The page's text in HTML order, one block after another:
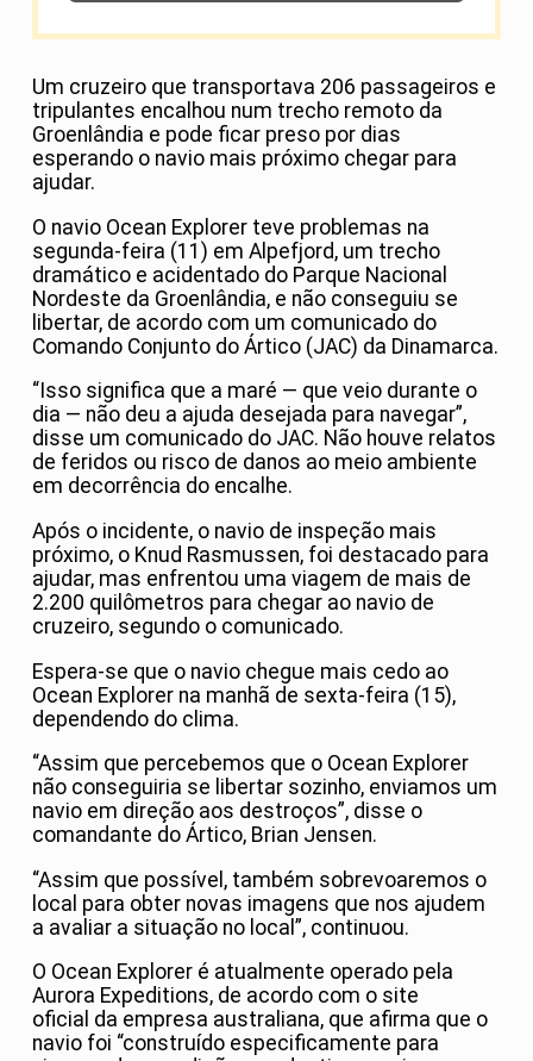
Um cruzeiro que transportava 206 passageiros e
tripulantes encalhou num trecho remoto da
Groenlândia e pode ficar preso por dias
esperando o navio mais próximo chegar para
ajudar.
O navio Ocean Explorer teve problemas na
segunda-feira (11) em Alpefjord, um trecho
dramático e acidentado do Parque Nacional
Nordeste da Groenlândia, e não conseguiu se
libertar, de acordo com um comunicado do
Comando Conjunto do Ártico (JAC) da Dinamarca.
“Isso significa que a maré — que veio durante o
dia — não deu a ajuda desejada para navegar”,
disse um comunicado do JAC. Não houve relatos
de feridos ou risco de danos ao meio ambiente
em decorrência do encalhe.
Após o incidente, o navio de inspeção mais
próximo, o Knud Rasmussen, foi destacado para
ajudar, mas enfrentou uma viagem de mais de
2.200 quilômetros para chegar ao navio de
cruzeiro, segundo o comunicado.
Espera-se que o navio chegue mais cedo ao
Ocean Explorer na manhã de sexta-feira (15),
dependendo do clima.
“Assim que percebemos que o Ocean Explorer
não conseguiria se libertar sozinho, enviamos um
navio em direção aos destroços”, disse o
comandante do Ártico, Brian Jensen.
“Assim que possível, também sobrevoaremos o
local para obter novas imagens que nos ajudem
a avaliar a situação no local”, continuou.
O Ocean Explorer é atualmente operado pela
Aurora Expeditions, de acordo com o site
oficial da empresa australiana, que afirma que o
navio foi “construído especificamente para